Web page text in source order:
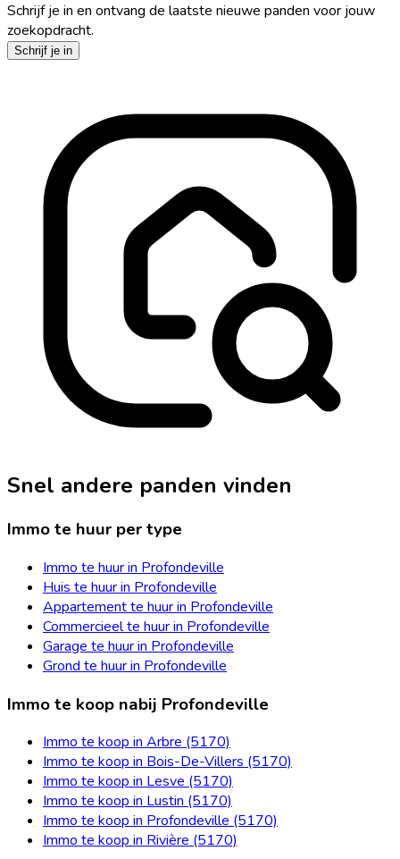
Schrijf je in en ontvang de laatste nieuwe panden voor jouw
zoekopdracht.
Schrijf je in
Snel andere panden vinden
Immo te huur per type
Immo te huur in Profondeville
Huis te huur in Profondeville
Appartement te huur in Profondeville
Commercieel te huur in Profondeville
Garage te huur in Profondeville
Grond te huur in Profondeville
Immo te koop nabij Profondeville
Immo te koop in Arbre (5170)
Immo te koop in Bois-De-Villers (5170)
Immo te koop in Lesve (5170)
Immo te koop in Lustin (5170)
Immo te koop in Profondeville (5170)
Immo te koop in Rivière (5170)